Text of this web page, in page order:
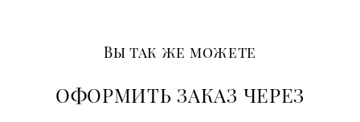
Вы так же можете
ОФОРМИТЬ ЗАКАЗ ЧЕРЕЗ